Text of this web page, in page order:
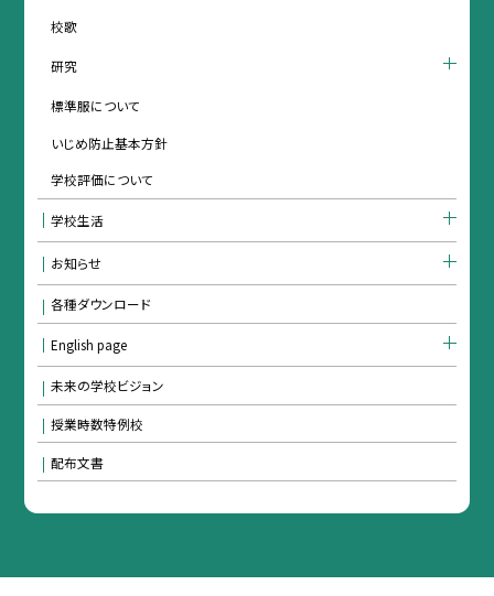
校歌
研究
標準服について
いじめ防止基本方針
学校評価について
学校生活
お知らせ
各種ダウンロード
English page
未来の学校ビジョン
授業時数特例校
配布文書